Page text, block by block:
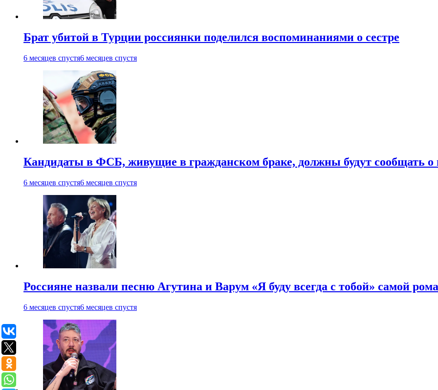
Брат убитой в Турции россиянки поделился воспоминаниями о сестре
6 месяцев спустя6 месяцев спустя
Кандидаты в ФСБ, живущие в гражданском браке, должны будут сообщать о
6 месяцев спустя6 месяцев спустя
Россияне назвали песню Агутина и Варум «Я буду всегда с тобой» самой
6 месяцев спустя6 месяцев спустя